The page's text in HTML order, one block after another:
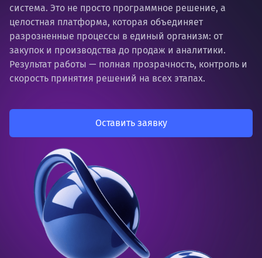
система. Это не просто программное решение, а
целостная платформа, которая объединяет
разрозненные процессы в единый организм: от
закупок и производства до продаж и аналитики.
Результат работы — полная прозрачность, контроль и
скорость принятия решений на всех этапах.
Оставить заявку